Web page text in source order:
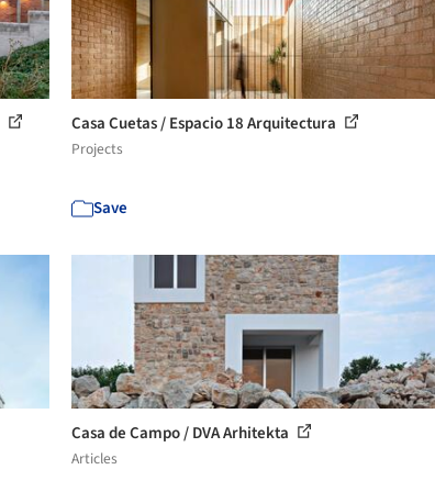
Casa Cuetas / Espacio 18 Arquitectura
Projects
Save
Casa de Campo / DVA Arhitekta
Articles